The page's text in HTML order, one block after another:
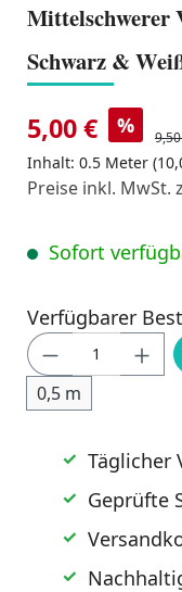
Mittelschwerer
Schwarz &
5,00 € %
Inhalt: 0.5 Meter
Preise inkl. MwSt.
Sofort
Verfügbarer
Produkt
0,5 m
Täglicher
Geprüfte